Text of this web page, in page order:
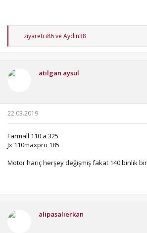
T
p
ziyaretci86ve Aydın38
atılgan aysul
22.03.2019
Farmall 110 a 325
Jx 110maxpro 185
Motor hariç herşey değişmiş fakat 140 binlik
alipasalierkan